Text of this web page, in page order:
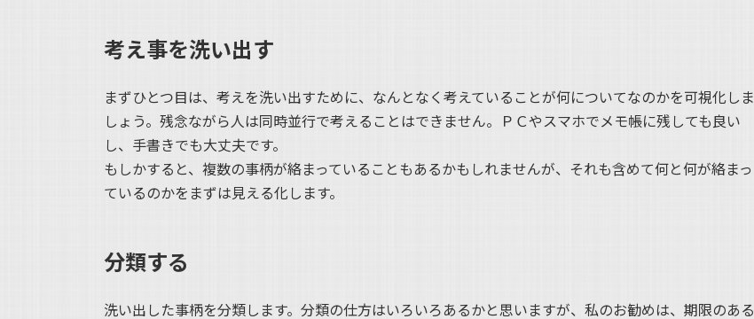
考え事を洗い出す
まずひとつ目は、考えを洗い出すために、なんとなく考えていることが何についてなのかを可視化しま
しょう。残念ながら人は同時並行で考えることはできません。ＰＣやスマホでメモ帳に残しても良い
し、手書きでも大丈夫です。
もしかすると、複数の事柄が絡まっていることもあるかもしれませんが、それも含めて何と何が絡まっ
ているのかをまずは見える化します。
分類する
洗い出した事柄を分類します。分類の仕方はいろいろあるかと思いますが、私のお勧めは、期限のある